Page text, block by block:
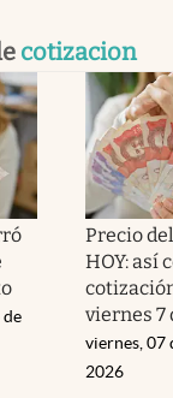
cotizacion
de
Precio
HOY: así
viernes 7
viernes, 07
2026